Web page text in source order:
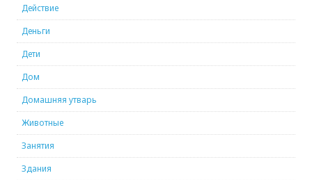
Действие
Деньги
Дети
Дом
Домашняя утварь
Животные
Занятия
Здания